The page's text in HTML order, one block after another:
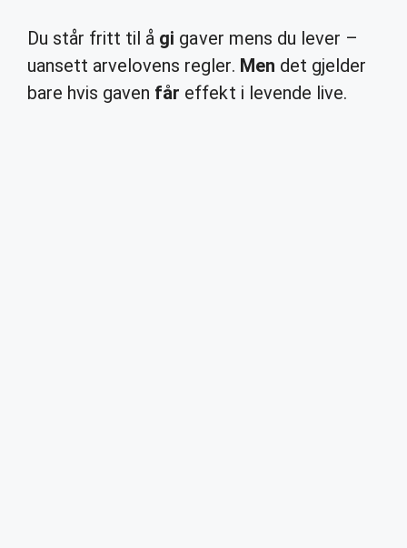
Du står fritt til å gi gaver mens du lever –
uansett arvelovens regler. Men det gjelder
bare hvis gaven får effekt i levende live.